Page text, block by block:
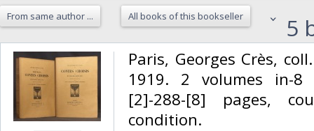
From same author ... All books of this bookseller 5
‎Paris, Georges Crès,
1919. 2 volumes in-
[2]-288-[8] pages,
condition. ‎